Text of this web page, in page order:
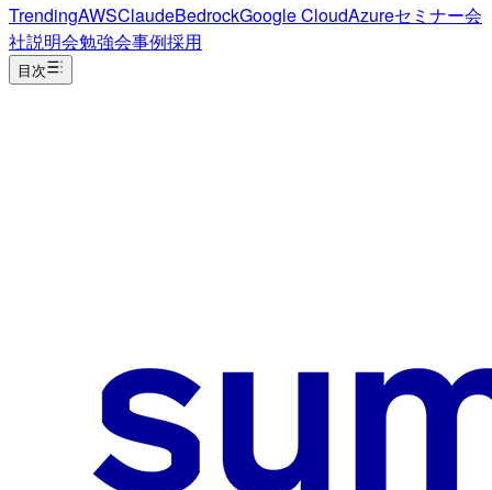
TrendingAWSClaudeBedrockGoogle CloudAzureセミナー会
社説明会勉強会事例採用
目次